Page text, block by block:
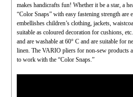
makes handicrafts fun! Whether it be a star, a
“Color Snaps” with easy fastening strength
embellishes children’s clothing, jackets,
suitable as coloured decoration for cushions,
and are washable at 60° C and are suitable for
linen. The VARIO pliers for non-sew products
to work with the “Color Snaps.”